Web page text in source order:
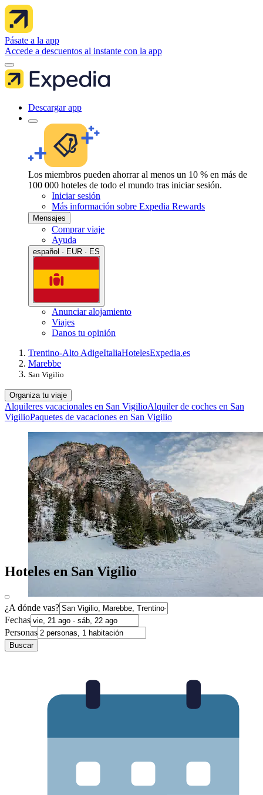
Pásate a la app
Accede a descuentos al instante con la app
Descargar app
Los miembros pueden ahorrar al menos un 10 % en más de
100 000 hoteles de todo el mundo tras iniciar sesión.
Iniciar sesión
Más información sobre Expedia Rewards
Mensajes
Comprar viaje
Ayuda
español · EUR · ES
Anunciar alojamiento
Viajes
Danos tu opinión
Trentino-Alto AdigeItaliaHotelesExpedia.es
Marebbe
San Vigilio
Organiza tu viaje
Alquileres vacacionales en San VigilioAlquiler de coches en San
VigilioPaquetes de vacaciones en San Vigilio
Hoteles en San Vigilio
¿A dónde vas?
Fechas
Personas
Buscar